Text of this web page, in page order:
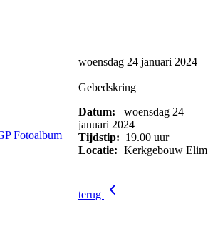
Fotoalbum
woensdag 24 januari 2024
Gebedskring
Datum:
woensdag 24
januari 2024
Tijdstip: 19.00 uur
Locatie: Kerkgebouw Elim
terug